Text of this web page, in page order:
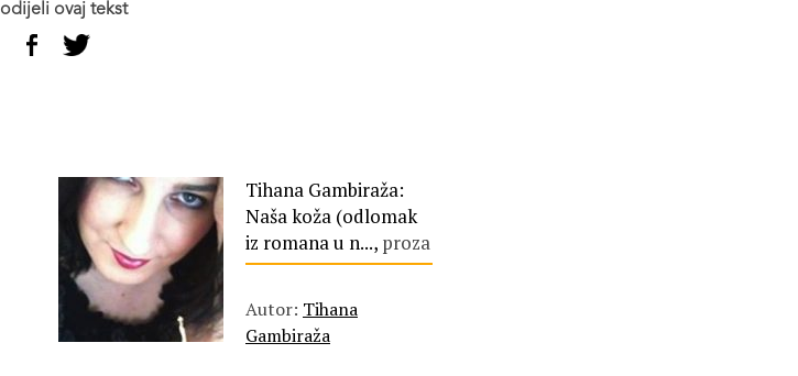
podijeli ovaj tekst
Tihana Gambiraža:
Naša koža (odlomak
iz romana u n..., proza
Autor: Tihana
Gambiraža